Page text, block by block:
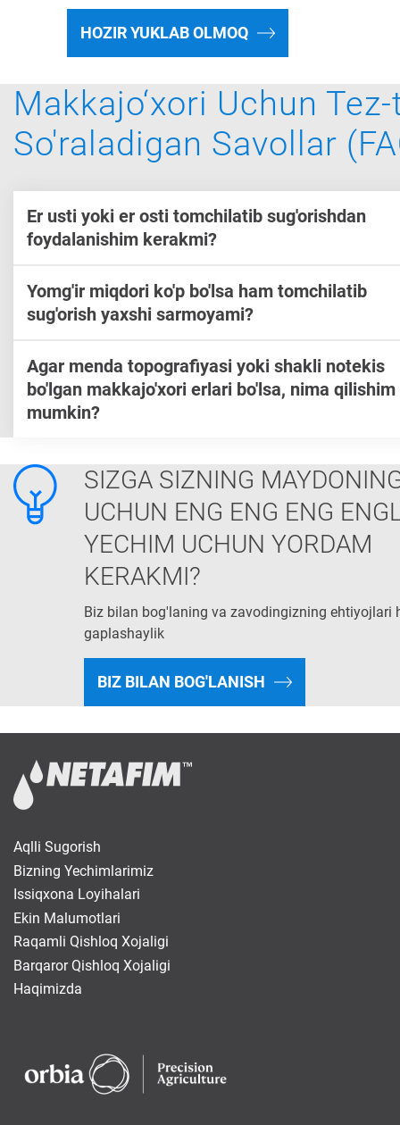
HOZIR YUKLAB OLMOQ
Makkajo‘xori Uchun
So'raladigan Savollar
Er usti yoki er osti tomchilatib sug'orishdan
foydalanishim kerakmi?
Yomg'ir miqdori ko'p bo'lsa ham tomchilatib
sug'orish yaxshi sarmoyami?
Agar menda topografiyasi yoki shakli notekis
bo'lgan makkajo'xori erlari bo'lsa, nima qilishim
mumkin?
SIZGA SIZNING
UCHUN ENG ENG ENG
YECHIM UCHUN YORDAM
KERAKMI?
Biz bilan bog'laning va zavodingizning ehtiyojlari
gaplashaylik
BIZ BILAN BOG'LANISH
Aqlli Sugorish
Bizning Yechimlarimiz
Issiqxona Loyihalari
Ekin Malumotlari
Raqamli Qishloq Xojaligi
Barqaror Qishloq Xojaligi
Haqimizda